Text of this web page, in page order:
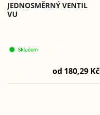
JEDNOSMĚRNÝ VENTIL
VU
od 180,29 Kč